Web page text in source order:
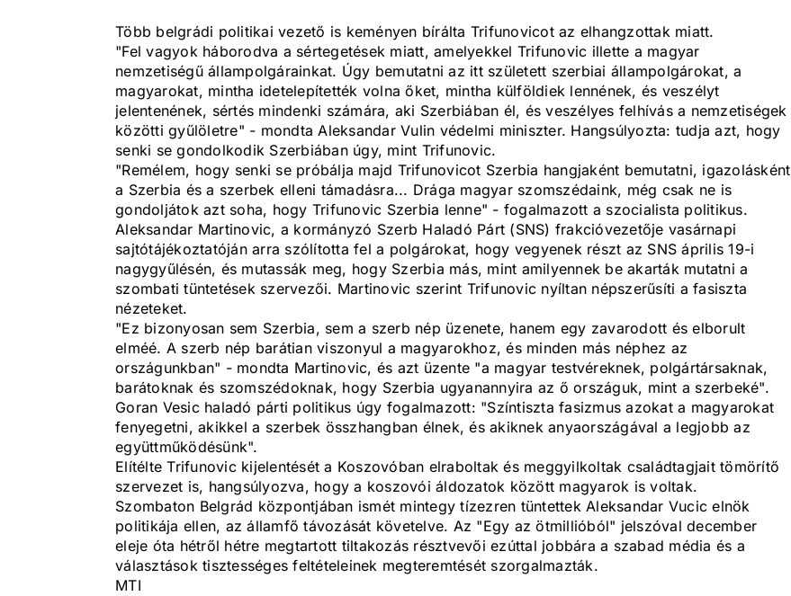
Több belgrádi politikai vezető is keményen bírálta Trifunovicot az elhangzottak miatt.
"Fel vagyok háborodva a sértegetések miatt, amelyekkel Trifunovic illette a magyar
nemzetiségű állampolgárainkat. Úgy bemutatni az itt született szerbiai állampolgárokat, a
magyarokat, mintha idetelepítették volna őket, mintha külföldiek lennének, és veszélyt
jelentenének, sértés mindenki számára, aki Szerbiában él, és veszélyes felhívás a nemzetiségek
közötti gyűlöletre" - mondta Aleksandar Vulin védelmi miniszter. Hangsúlyozta: tudja azt, hogy
senki se gondolkodik Szerbiában úgy, mint Trifunovic.
"Remélem, hogy senki se próbálja majd Trifunovicot Szerbia hangjaként bemutatni, igazolásként
a Szerbia és a szerbek elleni támadásra... Drága magyar szomszédaink, még csak ne is
gondoljátok azt soha, hogy Trifunovic Szerbia lenne" - fogalmazott a szocialista politikus.
Aleksandar Martinovic, a kormányzó Szerb Haladó Párt (SNS) frakcióvezetője vasárnapi
sajtótájékoztatóján arra szólította fel a polgárokat, hogy vegyenek részt az SNS április 19-i
nagygyűlésén, és mutassák meg, hogy Szerbia más, mint amilyennek be akarták mutatni a
szombati tüntetések szervezői. Martinovic szerint Trifunovic nyíltan népszerűsíti a fasiszta
nézeteket.
"Ez bizonyosan sem Szerbia, sem a szerb nép üzenete, hanem egy zavarodott és elborult
elméé. A szerb nép barátian viszonyul a magyarokhoz, és minden más néphez az
országunkban" - mondta Martinovic, és azt üzente "a magyar testvéreknek, polgártársaknak,
barátoknak és szomszédoknak, hogy Szerbia ugyanannyira az ő országuk, mint a szerbeké".
Goran Vesic haladó párti politikus úgy fogalmazott: "Színtiszta fasizmus azokat a magyarokat
fenyegetni, akikkel a szerbek összhangban élnek, és akiknek anyaországával a legjobb az
együttműködésünk".
Elítélte Trifunovic kijelentését a Koszovóban elraboltak és meggyilkoltak családtagjait tömörítő
szervezet is, hangsúlyozva, hogy a koszovói áldozatok között magyarok is voltak.
Szombaton Belgrád központjában ismét mintegy tízezren tüntettek Aleksandar Vucic elnök
politikája ellen, az államfő távozását követelve. Az "Egy az ötmillióból" jelszóval december
eleje óta hétről hétre megtartott tiltakozás résztvevői ezúttal jobbára a szabad média és a
választások tisztességes feltételeinek megteremtését szorgalmazták.
MTI